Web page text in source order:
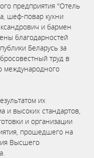
предприятия "Отель
шеф-повар кухни
и бармен
благодарностей
Беларусь за
труд в
международного
их
и высоких стандартов,
и организации
прошедшего на
Высшего